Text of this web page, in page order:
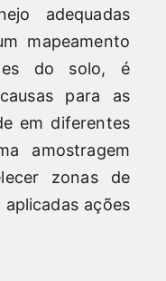
adequadas
mapeamento
do solo, é
para as
em diferentes
amostragem
zonas de
ações